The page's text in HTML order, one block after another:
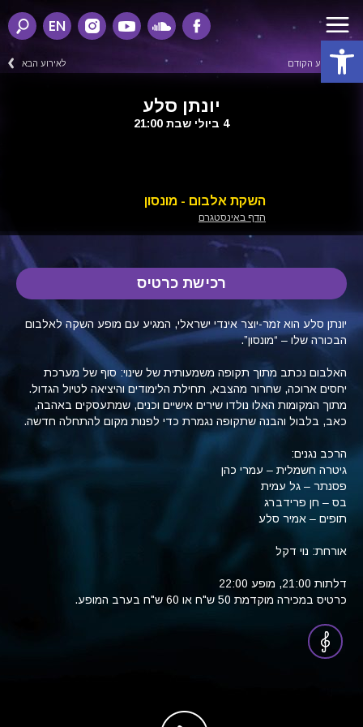
EN
לאירוע הקודם לאירוע הבא
יונתן סלע
4 ביולי שבת 21:00
השקת אלבום - מונסון
הדף באינסטגרם
רכישת כרטיס
יונתן סלע הוא זמר-יוצר אינדי ישראלי, המגיע עם מופע השקה לאלבום
הבכורה שלו – “מונסון”.
האלבום נכתב מתוך תקופה משמעותית של שינוי: סוף של מערכת
יחסים ארוכה, שחרור מהצבא, תחילת הלימודים והיציאה לטיול הגדול.
מתוך המקומות האלו נולדו שירים אישיים וכנים, שמתעסקים באהבה,
כאב, בלבול והבנה שתקופה נגמרת כדי לפנות מקום להתחלה חדשה.
הרכב נגנים:
גיטרה חשמלית – עמרי כהן
פסנתר – גל עמית
בס – חן פרידברג
תופים – אמיר סלע
אורחת: נוי דקל
דלתות 21:00, מופע 22:00
כרטיס במכירה מוקדמת 50 ש"ח או 60 ש"ח בערב המופע.
פתח סרגל נגישות